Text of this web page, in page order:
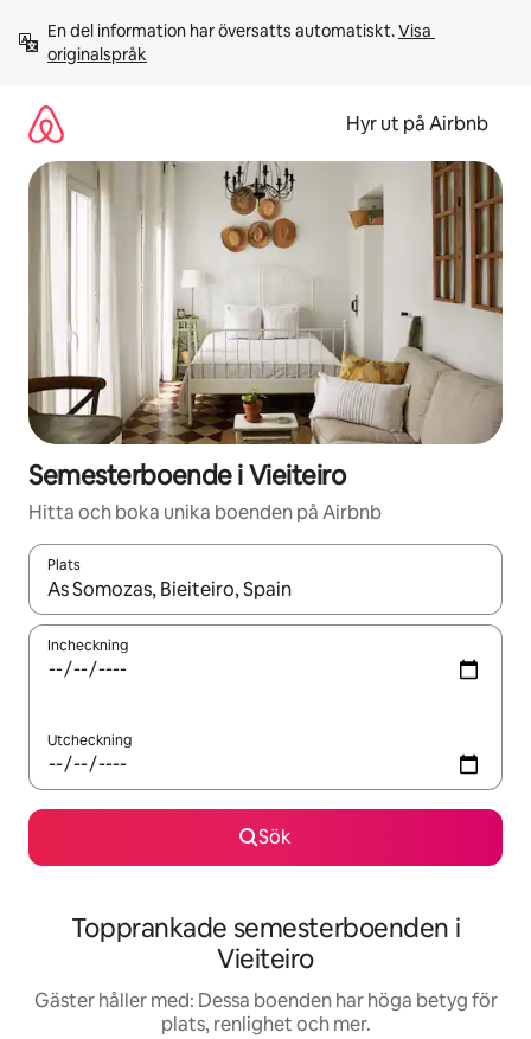
innehåll
En del information har översatts automatiskt. Visa
originalspråk
Hyr ut på Airbnb
Semesterboende i Vieiteiro
Hitta och boka unika boenden på Airbnb
Plats
När resultaten är tillgängliga kan du navigera med upp- och
Incheckning
Utcheckning
Sök
Topprankade semesterboenden i
Vieiteiro
Gäster håller med: Dessa boenden har höga betyg för
plats, renlighet och mer.